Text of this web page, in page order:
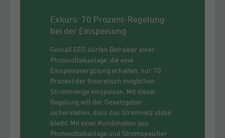
Exkurs: 70 Prozent-Regelung
bei der Einspeisung
Gemäß EEG dürfen Betreiber einer
Photovoltaikanlage, die eine
Einspeisevergütung erhalten, nur 70
Prozent der theoretisch möglichen
Strommenge einspeisen. Mit dieser
Regelung will der Gesetzgeber
sicherstellen, dass das Stromnetz stabil
bleibt. Mit einer Kombination aus
Photovoltaikanlage und Stromspeicher